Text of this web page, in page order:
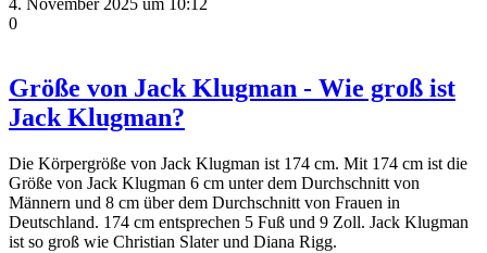
0
Größe von Jack Klugman - Wie groß ist
Jack Klugman?
Die Körpergröße von Jack Klugman ist 174 cm. Mit 174 cm ist die
Größe von Jack Klugman 6 cm unter dem Durchschnitt von
Männern und 8 cm über dem Durchschnitt von Frauen in
Deutschland. 174 cm entsprechen 5 Fuß und 9 Zoll. Jack Klugman
ist so groß wie Christian Slater und Diana Rigg.